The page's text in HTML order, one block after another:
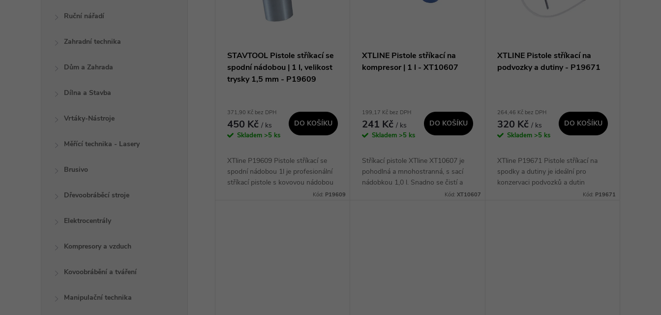
Ruční nářadí
Zahradní technika
Dům a Zahrada
Dílna a Stavba
Vrtáky-Nástroje
Měřící technika - Lasery
Brusivo
Dřevoobráběcí stroje
Elektrocentrály
Kompresory a vzduch
Kovoobrábění a tváření
Manipulační technika
STAVTOOL Pistole stříkací se
spodní nádobou | 1 l, velikost
trysky 1,5 mm - P19609
371,90 Kč bez DPH
450 Kč / ks
Skladem >5 ks
DO KOŠÍKU
XTline P19609 Pistole stříkací se
spodní nádobou 1l je profesionální
stříkací pistole s kovovou nádobou
o objemu 1 litr. Díky velikosti trysky
Kód: P19609
XTLINE Pistole stříkací na
kompresor | 1 l - XT10607
199,17 Kč bez DPH
241 Kč/ ks
Skladem>5 ks
DO KOŠÍKU
Stříkací pistole XTline XT10607 je
pohodlná a mnohostranná, s sací
nádobkou 1,0 l. Snadno se čistí a
má nastavitelný tvar paprsku, což ji
Kód: XT10607
XTLINE Pistole stříkací na
podvozky a dutiny - P19671
264,46 Kč bez DPH
320 Kč / ks
Skladem >5 ks
DO KOŠÍKU
XTline P19671 Pistole stříkací na
spodky a dutiny je ideální pro
konzervaci podvozků a dutin
automobilů. Pistole je navržena pro
Kód: P19671